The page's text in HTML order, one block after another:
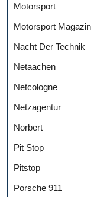
Motorsport
Motorsport Magazin
Nacht Der Technik
Netaachen
Netcologne
Netzagentur
Norbert
Pit Stop
Pitstop
Porsche 911